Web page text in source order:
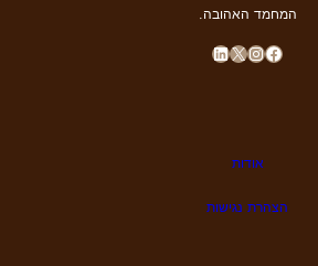
המחמד האהובה.
Facebook
Instagram
X
LinkedIn
אודות
הצהרת נגישות